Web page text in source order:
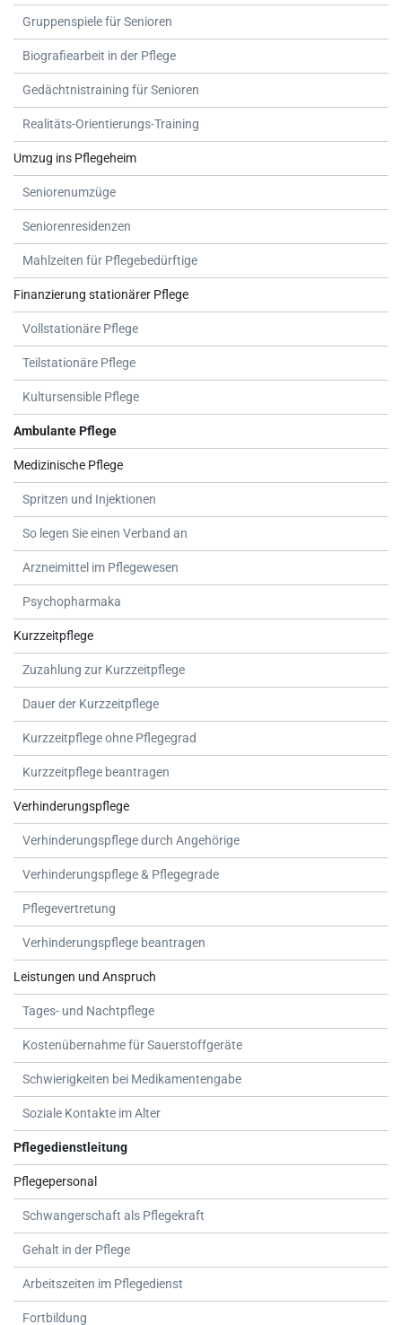
Gruppenspiele für Senioren
Biografiearbeit in der Pflege
Gedächtnistraining für Senioren
Realitäts-Orientierungs-Training
Umzug ins Pflegeheim
Seniorenumzüge
Seniorenresidenzen
Mahlzeiten für Pflegebedürftige
Finanzierung stationärer Pflege
Vollstationäre Pflege
Teilstationäre Pflege
Kultursensible Pflege
Ambulante Pflege
Medizinische Pflege
Spritzen und Injektionen
So legen Sie einen Verband an
Arzneimittel im Pflegewesen
Psychopharmaka
Kurzzeitpflege
Zuzahlung zur Kurzzeitpflege
Dauer der Kurzzeitpflege
Kurzzeitpflege ohne Pflegegrad
Kurzzeitpflege beantragen
Verhinderungspflege
Verhinderungspflege durch Angehörige
Verhinderungspflege & Pflegegrade
Pflegevertretung
Verhinderungspflege beantragen
Leistungen und Anspruch
Tages- und Nachtpflege
Kostenübernahme für Sauerstoffgeräte
Schwierigkeiten bei Medikamentengabe
Soziale Kontakte im Alter
Pflegedienstleitung
Pflegepersonal
Schwangerschaft als Pflegekraft
Gehalt in der Pflege
Arbeitszeiten im Pflegedienst
Fortbildung